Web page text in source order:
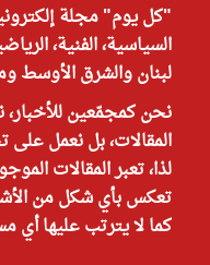
"كل يوم" مجلة
السياسية، الفنية،
لبنان والشرق الأوسط
نحن كمجمّعين للأخبار،
المقالات، بل نعمل
لذا، تعبر المقالات
تعكس بأي شكل من
كما لا يترتب عليها أي